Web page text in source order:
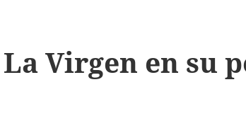
La Virgen en su